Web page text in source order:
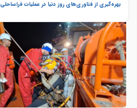
بهره‌گیری از فناوری‌های روز دنیا در عملیات فراساحلی